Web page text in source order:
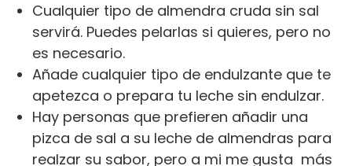
Cualquier tipo de almendra cruda sin sal
servirá. Puedes pelarlas si quieres, pero no
es necesario.
Añade cualquier tipo de endulzante que te
apetezca o prepara tu leche sin endulzar.
Hay personas que prefieren añadir una
pizca de sal a su leche de almendras para
realzar su sabor, pero a mi me gusta más